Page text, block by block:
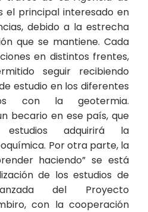
el principal interesado en
debido a la estrecha
que se mantiene. Cada
en distintos frentes,
seguir recibiendo
estudio en los diferentes
con la geotermia.
becario en ese país, que
adquirirá la
Por otra parte, la
haciendo” se está
de los estudios de
del Proyecto
con la cooperación